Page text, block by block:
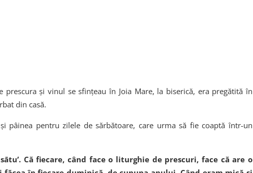
prescura și vinul se sfințeau în Joia Mare, la biserică, era pregătită în
din casă.
pâinea pentru zilele de sărbătoare, care urma să fie coaptă într-un
Că fiecare, când face o liturghie de prescuri, face că are o